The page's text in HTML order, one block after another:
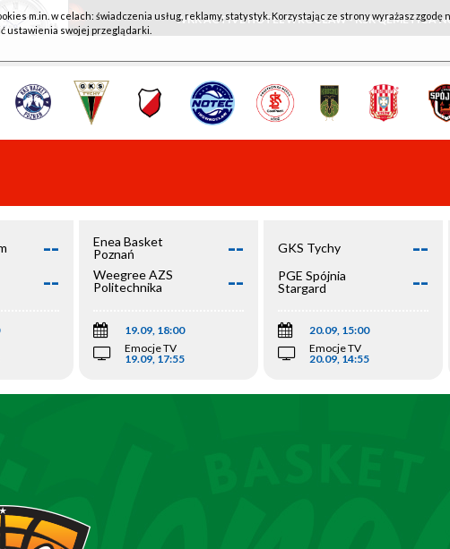
WKK ACTIVE HOTEL WROCŁAW - KSK QEMETICA
--
--
Enea Basket
Poznań
--
Weegree AZS
Politechnika
--
19.09, 18:00
Emocje TV
19.09, 17:55
GKS Tychy --
PGE Spójnia
Stargard
--
20.09, 15:00
Emocje TV
20.09, 14:55
m.in. w celach: świadczenia usług, reklamy, statystyk. Korzystając ze strony wyrażasz zgodę
ustawienia swojej przeglądarki.